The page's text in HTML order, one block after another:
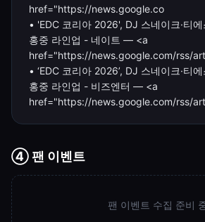
href="https://news.google.co
• 'EDC 코리아 2026', DJ 스네이크·티에
홍중 라인업 - 네이트 — <a
href="https://news.google.com/rss/
• ‘EDC 코리아 2026’, DJ 스네이크·티
홍중 라인업 - 비즈엔터 — <a
href="https://news.google.com/rss/art
④ 팬 이벤트
팬 이벤트 수집 준비